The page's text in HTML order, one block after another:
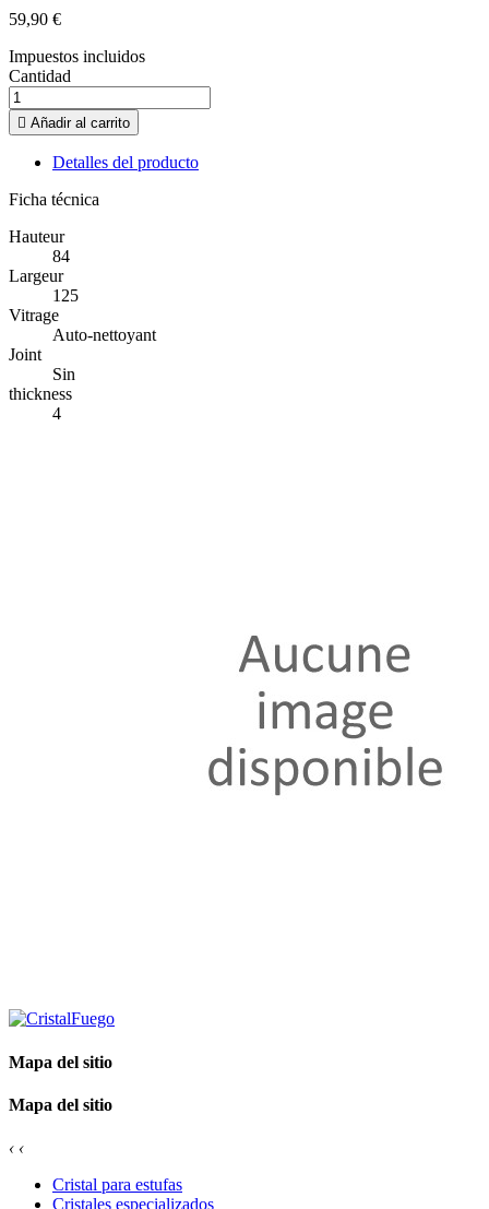
59,90 €
Impuestos incluidos
Cantidad
 Añadir al carrito
Detalles del producto
Ficha técnica
Hauteur
84
Largeur
125
Vitrage
Auto-nettoyant
Joint
Sin
thickness
4
Mapa del sitio
Mapa del sitio
‹ ‹
Cristal para estufas
Cristales especializados